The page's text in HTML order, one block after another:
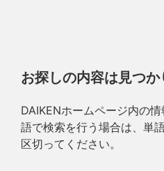
お探しの内容は見つか
DAIKENホームページ内の
語で検索を行う場合は、単
区切ってください。